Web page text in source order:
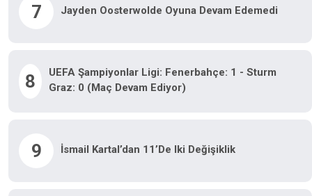
7 Jayden Oosterwolde Oyuna Devam Edemedi
8
UEFA Şampiyonlar Ligi: Fenerbahçe: 1 - Sturm
Graz: 0 (Maç Devam Ediyor)
9 İsmail Kartal’dan 11’de Iki Değişiklik